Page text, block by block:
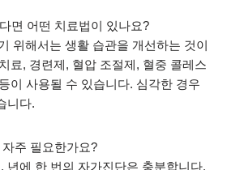
면 어떤 치료법이 있나요?
위해서는 생활 습관을 개선하는 것이
료, 경련제, 혈압 조절제, 혈중 콜레스
이 사용될 수 있습니다. 심각한 경우
니다.
주 필요한가요?
년에 한 번의 자가진단은 충분합니다.